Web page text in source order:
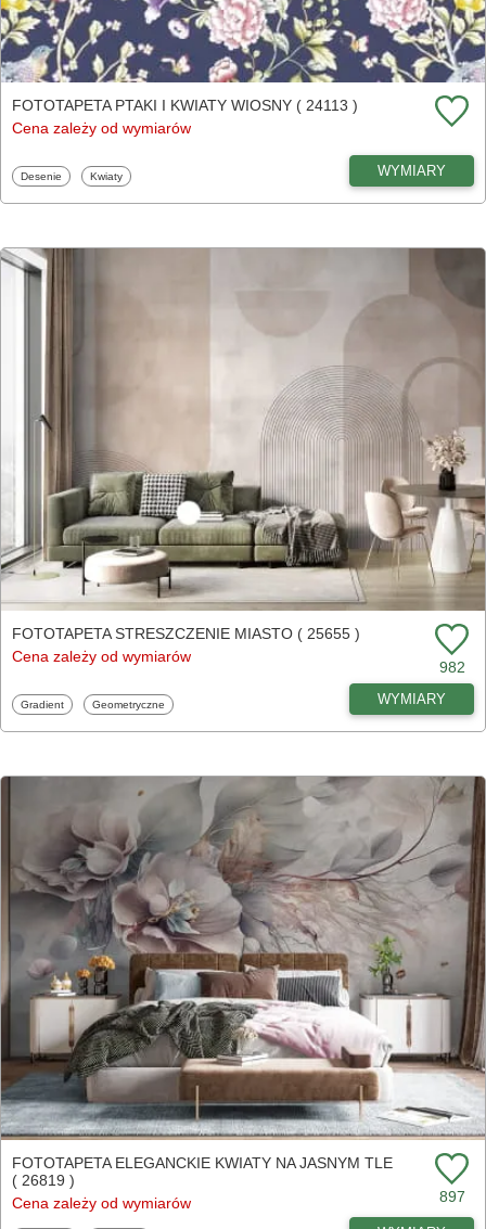
FOTOTAPETA PTAKI I KWIATY WIOSNY ( 24113 )
Cena zależy od wymiarów
Fototapety
Desenie Fototapety
Kwiaty WYMIARY
FOTOTAPETA STRESZCZENIE MIASTO ( 25655 )
Cena zależy od wymiarów
982
Fototapety
Gradient Fototapety
Geometryczne WYMIARY
FOTOTAPETA ELEGANCKIE KWIATY NA JASNYM TLE
( 26819 )
Cena zależy od wymiarów
897